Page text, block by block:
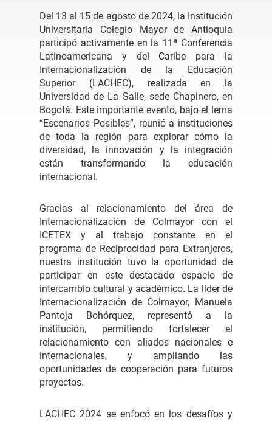
Del 13 al 15 de agosto de 2024, la Institución
Universitaria Colegio Mayor de Antioquia
participó activamente en la 11ª Conferencia
Latinoamericana y del Caribe para la
Internacionalización de la Educación
Superior (LACHEC), realizada en la
Universidad de La Salle, sede Chapinero, en
Bogotá. Este importante evento, bajo el lema
“Escenarios Posibles”, reunió a instituciones
de toda la región para explorar cómo la
diversidad, la innovación y la integración
están transformando la educación
internacional.
Gracias al relacionamiento del área de
Internacionalización de Colmayor con el
ICETEX y al trabajo constante en el
programa de Reciprocidad para Extranjeros,
nuestra institución tuvo la oportunidad de
participar en este destacado espacio de
intercambio cultural y académico. La líder de
Internacionalización de Colmayor, Manuela
Pantoja Bohórquez, representó a la
institución, permitiendo fortalecer el
relacionamiento con aliados nacionales e
internacionales, y ampliando las
oportunidades de cooperación para futuros
proyectos.
LACHEC 2024 se enfocó en los desafíos y